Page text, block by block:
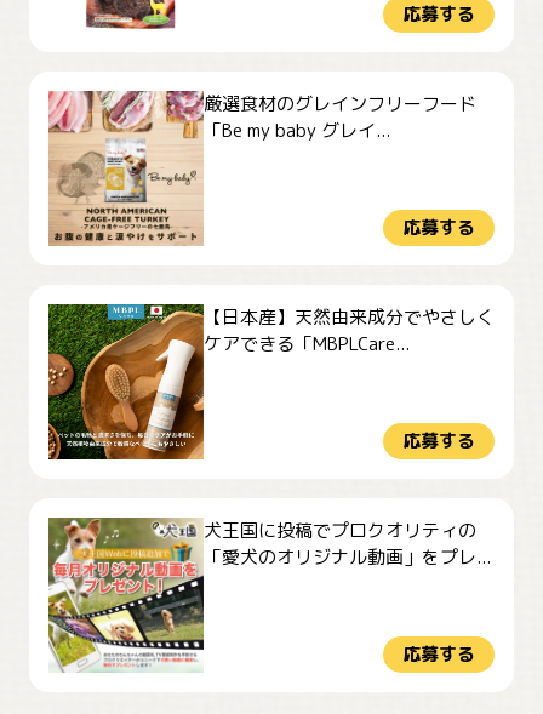
応募する
厳選食材のグレインフリーフード
「Be my baby グレイ...
応募する
【日本産】天然由来成分でやさしく
ケアできる「MBPLCare...
応募する
犬王国に投稿でプロクオリティの
「愛犬のオリジナル動画」をプレ...
応募する